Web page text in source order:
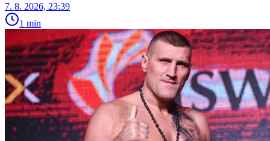
7. 8. 2026, 23:39
1 min